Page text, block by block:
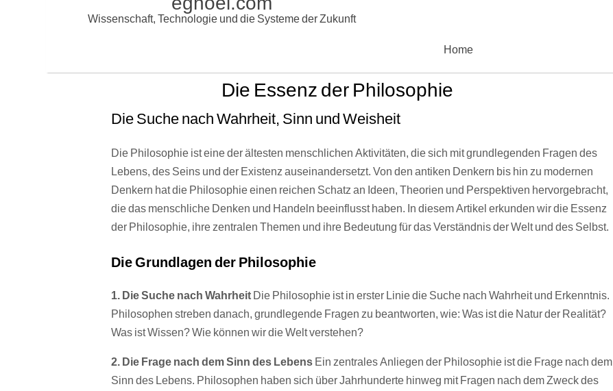
Wissenschaft, Technologie und die Systeme der Zukunft
Home
Die Essenz der Philosophie
Die Suche nach Wahrheit, Sinn und Weisheit
Die Philosophie ist eine der ältesten menschlichen Aktivitäten, die sich mit grundlegenden Fragen des
Lebens, des Seins und der Existenz auseinandersetzt. Von den antiken Denkern bis hin zu modernen
Denkern hat die Philosophie einen reichen Schatz an Ideen, Theorien und Perspektiven hervorgebracht,
die das menschliche Denken und Handeln beeinflusst haben. In diesem Artikel erkunden wir die Essenz
der Philosophie, ihre zentralen Themen und ihre Bedeutung für das Verständnis der Welt und des Selbst.
Die Grundlagen der Philosophie
1. Die Suche nach Wahrheit Die Philosophie ist in erster Linie die Suche nach Wahrheit und Erkenntnis.
Philosophen streben danach, grundlegende Fragen zu beantworten, wie: Was ist die Natur der Realität?
Was ist Wissen? Wie können wir die Welt verstehen?
2. Die Frage nach dem Sinn des Lebens Ein zentrales Anliegen der Philosophie ist die Frage nach dem
Sinn des Lebens. Philosophen haben sich über Jahrhunderte hinweg mit Fragen nach dem Zweck des